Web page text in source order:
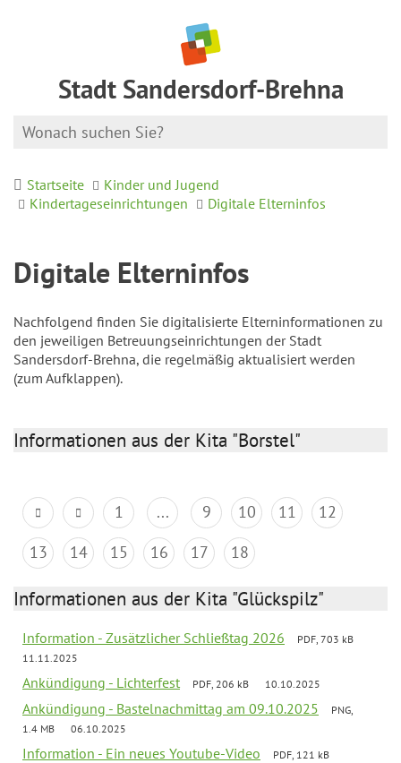
Stadt Sandersdorf-Brehna
Startseite
Kinder und Jugend
Kindertageseinrichtungen
Digitale Elterninfos
Digitale Elterninfos
Nachfolgend finden Sie digitalisierte Elterninformationen zu
den jeweiligen Betreuungseinrichtungen der Stadt
Sandersdorf-Brehna, die regelmäßig aktualisiert werden
(zum Aufklappen).
Informationen aus der Kita "Borstel"
1 ... 9 10 11
12
13
14 15 16 17 18
Informationen aus der Kita "Glückspilz"
Information - Zusätzlicher Schließtag 2026
PDF, 703 kB
11.11.2025
Ankündigung - Lichterfest PDF, 206 kB 10.10.2025
Ankündigung - Bastelnachmittag am 09.10.2025
PNG,
1.4 MB
06.10.2025
Information - Ein neues Youtube-Video
PDF, 121 kB